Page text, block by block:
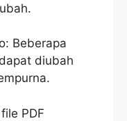
Beberapa
diubah
PDF